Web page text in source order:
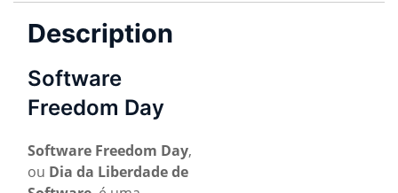
Description
Software
Freedom Day
Software Freedom Day,
ou Dia da Liberdade de